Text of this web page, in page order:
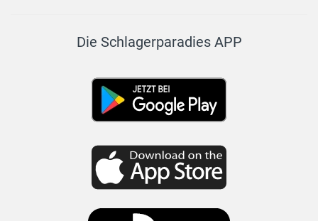
Die Schlagerparadies APP